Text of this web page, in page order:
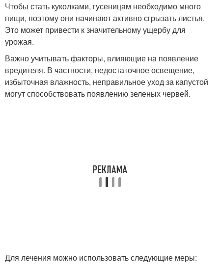
Чтобы стать куколками, гусеницам необходимо много
пищи, поэтому они начинают активно сгрызать листья.
Это может привести к значительному ущербу для
урожая.
Важно учитывать факторы, влияющие на появление
вредителя. В частности, недостаточное освещение,
избыточная влажность, неправильное уход за капустой
могут способствовать появлению зеленых червей.
Для лечения можно использовать следующие меры: